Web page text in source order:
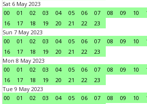
Sat 6 May 2023
00
01 02 03 04 05 06 07 08 09 10
16
17 18 19 20 21 22
23
Sun 7 May 2023
00
01 02 03 04 05 06 07 08 09 10
16
17 18 19 20 21 22
23
Mon 8 May 2023
00
01 02 03 04 05 06 07 08 09 10
16
17 18 19 20 21 22
23
Tue 9 May 2023
00
01 02 03 04 05 06 07 08 09 10